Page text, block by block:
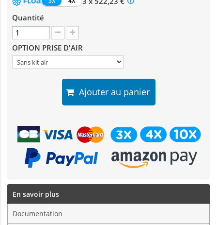
Quantité
OPTION PRISE D'AIR
Ajouter au panier
En savoir plus
Documentation